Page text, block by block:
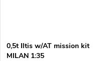
0,5t Iltis w/AT mission kit
MILAN 1:35